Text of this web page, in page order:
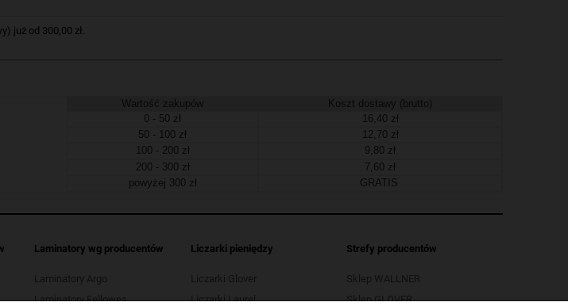
już od 300,00 zł.
Wartość zakupów
Koszt dostawy (brutto)
0 - 50 zł
16,40 zł
50 - 100 zł
12,70 zł
100 - 200 zł
9,80 zł
200 - 300 zł
7,60 zł
powyżej 300 zł
GRATIS
Laminatory wg producentów
Laminatory Argo
Laminatory Fellowes
Liczarki pieniędzy
Liczarki Glover
Liczarki Laurel
Strefy producentów
Sklep WALLNER
Sklep GLOVER